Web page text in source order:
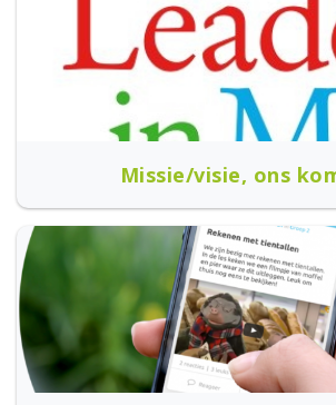
Missie/visie, ons